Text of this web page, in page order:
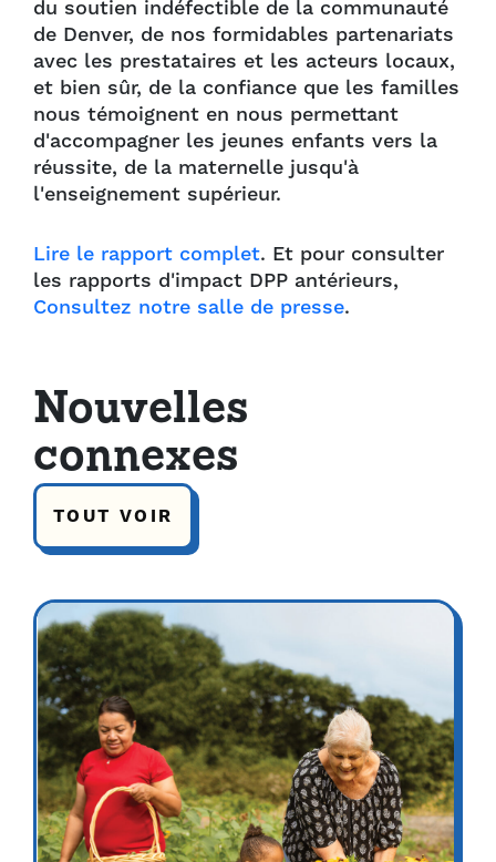
du soutien indéfectible de la communauté
de Denver, de nos formidables partenariats
avec les prestataires et les acteurs locaux,
et bien sûr, de la confiance que les familles
nous témoignent en nous permettant
d'accompagner les jeunes enfants vers la
réussite, de la maternelle jusqu'à
l'enseignement supérieur.
Lire le rapport complet. Et pour consulter
les rapports d'impact DPP antérieurs,
Consultez notre salle de presse.
Nouvelles
connexes
TOUT VOIR